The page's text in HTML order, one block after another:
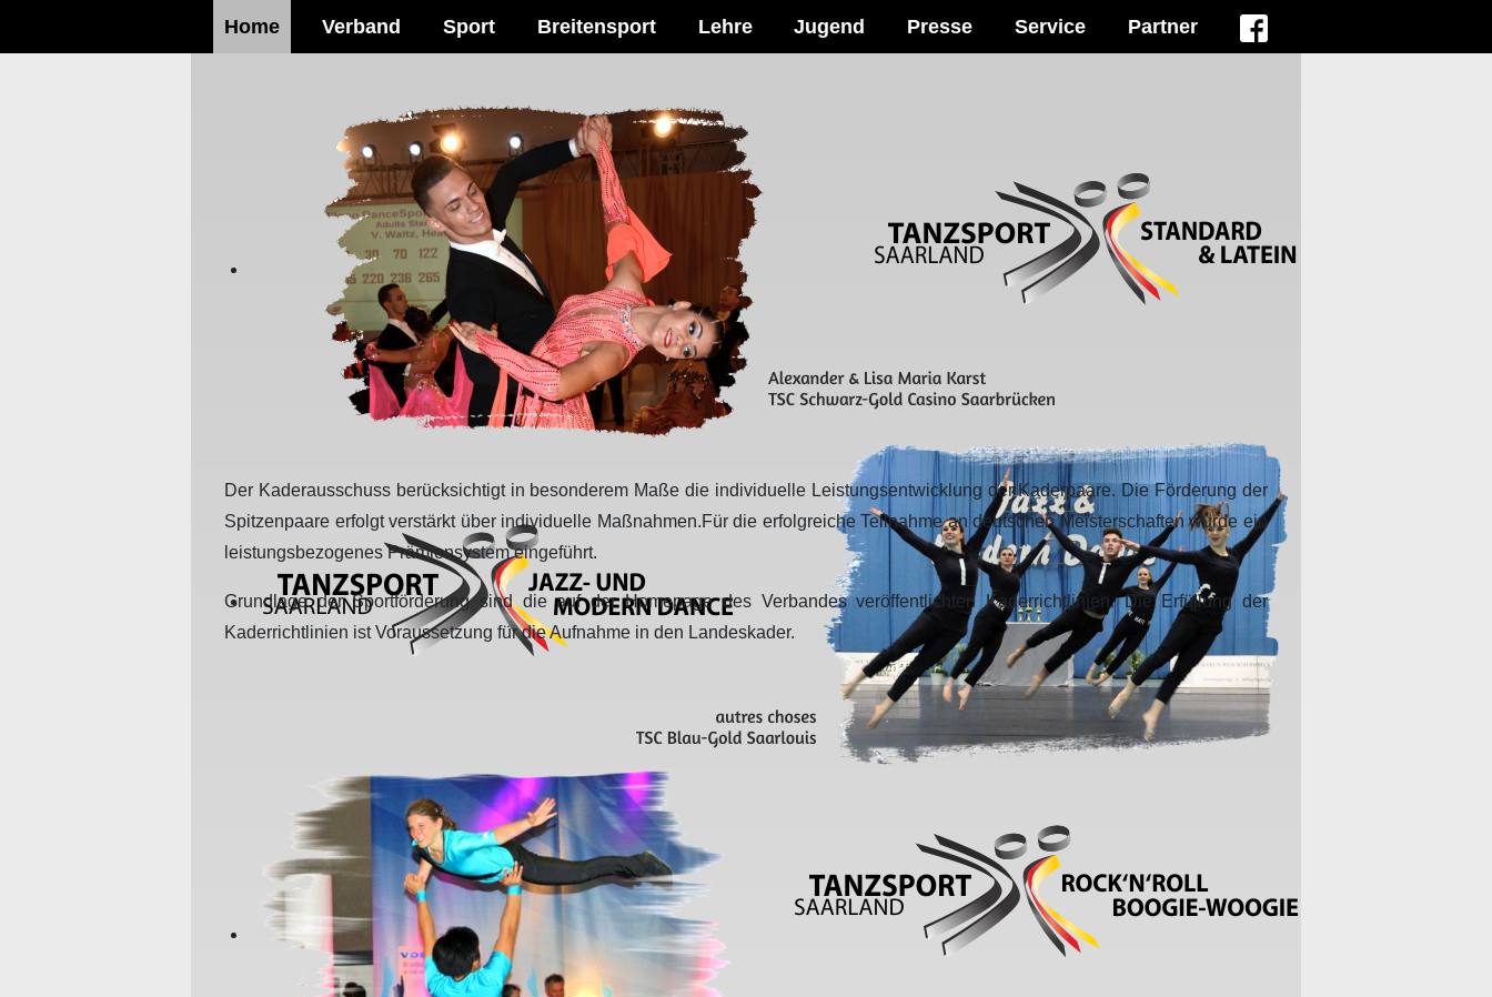
Home Verband Sport Breitensport Lehre Jugend Presse Service Partner
Der Kaderausschuss berücksichtigt in besonderem Maße die individuelle Leistungsentwicklung der Kaderpaare. Die Förderung der
Spitzenpaare erfolgt verstärkt über individuelle Maßnahmen.Für die erfolgreiche Teilnahme an deutschen Meisterschaften wurde ein
leistungsbezogenes Prämiensystem eingeführt.
Grundlage der Sportförderung sind die auf der Homepage des Verbandes veröffentlichten Kaderrichtlinien. Die Erfüllung der
Kaderrichtlinien ist Voraussetzung für die Aufnahme in den Landeskader.